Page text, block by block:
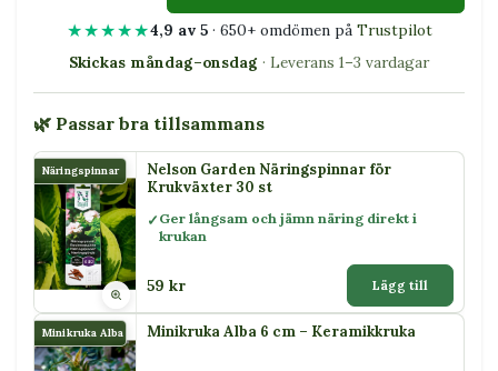
★★★★★4,9 av 5· 650+ omdömen på Trustpilot
Skickas måndag–onsdag · Leverans 1–3 vardagar
🌿 Passar bra tillsammans
Näringspinnar
Nelson Garden Näringspinnar för
Krukväxter 30 st
Ger långsam och jämn näring direkt i
krukan
59 kr Lägg till
Minikruka Alba Minikruka Alba 6 cm – Keramikkruka